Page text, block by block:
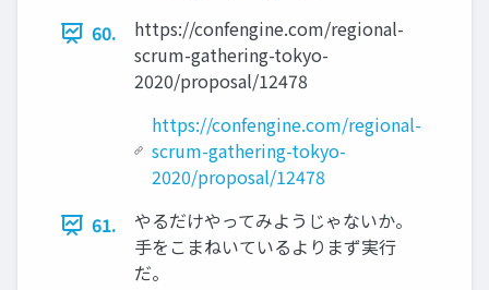
60.
https://confengine.com/regional-
scrum-gathering-tokyo-
2020/proposal/12478
https://confengine.com/regional-
scrum-gathering-tokyo-
2020/proposal/12478
61.
やるだけやってみようじゃないか。
手をこまねいているよりまず実行
だ。